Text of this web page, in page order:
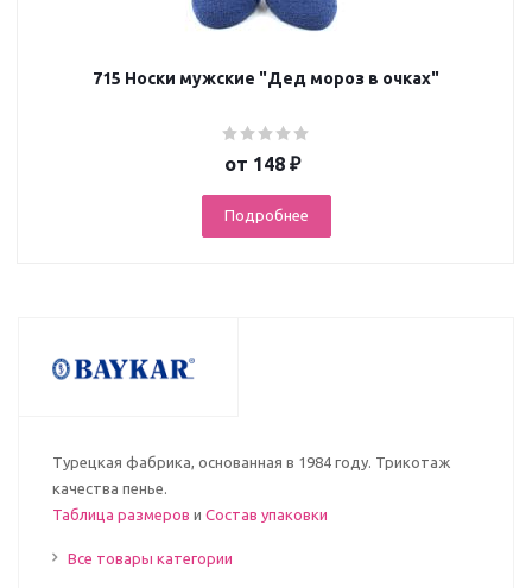
715 Носки мужские "Дед мороз в очках"
от 148 ₽
Подробнее
Турецкая фабрика, основанная в 1984 году. Трикотаж
качества пенье.
Таблица размеров и Состав упаковки
Все товары категории